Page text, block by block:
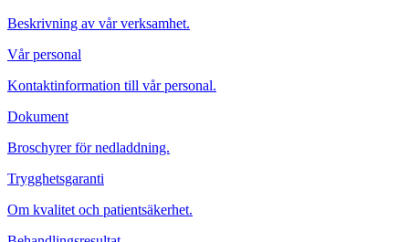
Beskrivning av vår verksamhet.
Vår personal
Kontaktinformation till vår personal.
Dokument
Broschyrer för nedladdning.
Trygghetsgaranti
Om kvalitet och patientsäkerhet.